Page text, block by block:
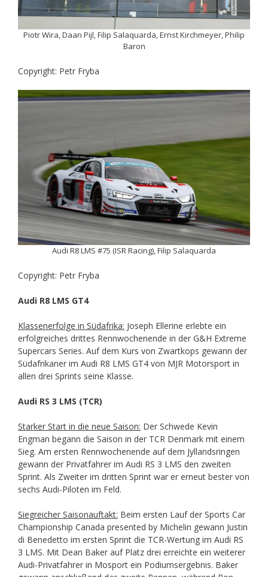
Piotr Wira, Daan Pijl, Filip Salaquarda, Ernst Kirchmeyer, Philip
Baron
Copyright: Petr Fryba
Audi R8 LMS #75 (ISR Racing), Filip Salaquarda
Copyright: Petr Fryba
Audi R8 LMS GT4
Klassenerfolge in Südafrika: Joseph Ellerine erlebte ein
erfolgreiches drittes Rennwochenende in der G&H Extreme
Supercars Series. Auf dem Kurs von Zwartkops gewann der
Südafrikaner im Audi R8 LMS GT4 von MJR Motorsport in
allen drei Sprints seine Klasse.
Audi RS 3 LMS (TCR)
Starker Start in die neue Saison: Der Schwede Kevin
Engman begann die Saison in der TCR Denmark mit einem
Sieg. Am ersten Rennwochenende auf dem Jyllandsringen
gewann der Privatfahrer im Audi RS 3 LMS den zweiten
Sprint. Als Zweiter im dritten Sprint war er erneut bester von
sechs Audi-Piloten im Feld.
Siegreicher Saisonauftakt: Beim ersten Lauf der Sports Car
Championship Canada presented by Michelin gewann Justin
di Benedetto im ersten Sprint die TCR-Wertung im Audi RS
3 LMS. Mit Dean Baker auf Platz drei erreichte ein weiterer
Audi-Privatfahrer in Mosport ein Podiumsergebnis. Baker